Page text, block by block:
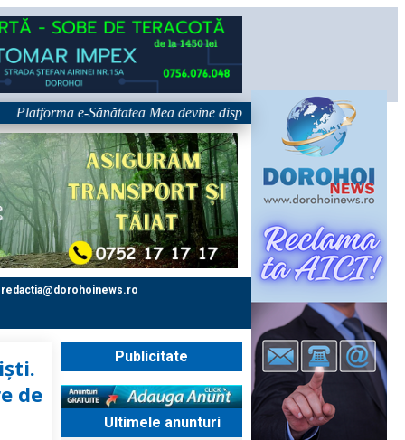
e-Sănătatea Mea devine disponibilă pe 1 septembrie:
redactia@dorohoinews.ro
de
Publicitate
Ultimele anunturi